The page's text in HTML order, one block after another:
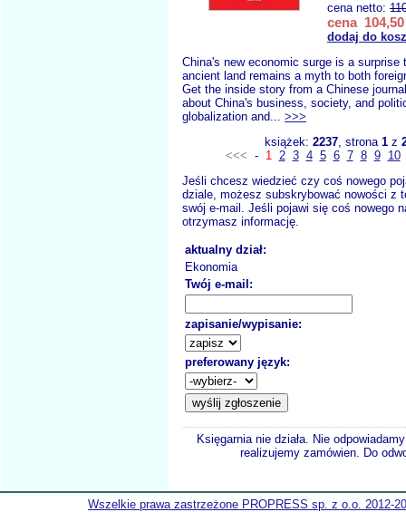
cena netto:
cena 104,50
dodaj do
China's new economic surge is a surprise
ancient land remains a myth to both
Get the inside story from a Chinese
about China's business, society, and
globalization and... >>>
książek: 2237, strona 1z
<<< - 1 2 3 4 5 6 7 8 9
10
Jeśli chcesz wiedzieć czy coś nowego
dziale, możesz subskrybować nowości z
swój e-mail. Jeśli pojawi się coś nowego
otrzymasz informację.
aktualny dział:
Ekonomia
Twój e-mail:
zapisanie/wypisanie:
preferowany język:
Księgarnia nie działa. Nie
realizujemy zamówien. Do
Wszelkie prawa zastrzeżone PROPRESS sp. z o.o. 2012-